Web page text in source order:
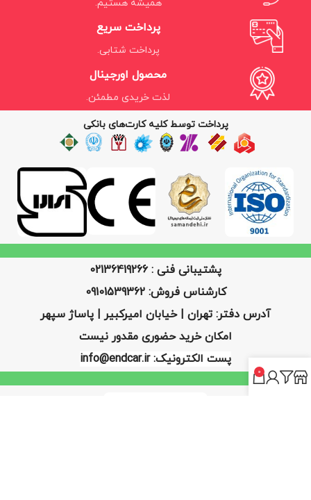
همیشه هستیم.
پرداخت سریع
پرداخت شتابی.
محصول اورجینال
لذت خریدی مطمئن.
پرداخت توسط کلیه کارت‌های بانکی
پشتیبانی فنی : 02136419266
کارشناس فروش: 09101539362
آدرس دفتر: تهران | خیابان امیرکبیر | پاساژ سپهر
امکان خرید حضوری مقدور نیست
پست الکترونیک: info@endcar.ir
0